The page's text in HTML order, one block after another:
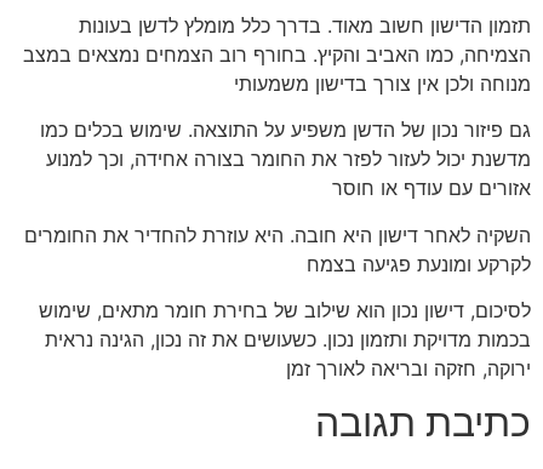
תזמון הדישון חשוב מאוד. בדרך כלל מומלץ לדשן בעונות
הצמיחה, כמו האביב והקיץ. בחורף רוב הצמחים נמצאים במצב
מנוחה ולכן אין צורך בדישון משמעותי
גם פיזור נכון של הדשן משפיע על התוצאה. שימוש בכלים כמו
מדשנת יכול לעזור לפזר את החומר בצורה אחידה, וכך למנוע
אזורים עם עודף או חוסר
השקיה לאחר דישון היא חובה. היא עוזרת להחדיר את החומרים
לקרקע ומונעת פגיעה בצמח
לסיכום, דישון נכון הוא שילוב של בחירת חומר מתאים, שימוש
בכמות מדויקת ותזמון נכון. כשעושים את זה נכון, הגינה נראית
ירוקה, חזקה ובריאה לאורך זמן
כתיבת תגובה